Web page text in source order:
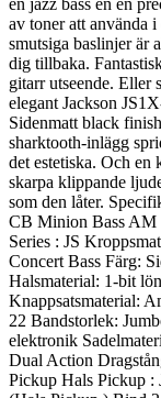
av toner att använda
smutsiga baslinjer är
dig tillbaka.
gitarr utseende. Eller
elegant Jackson
Sidenmatt black
sharktooth-inlägg
det estetiska. Och en
skarpa klippande
som den låter.
CB Minion Bass AM
Series : JS
Concert Bass Färg:
Halsmaterial: 1-bit
Knappsatsmaterial:
22 Bandstorlek:
elektronik
Dual Action
Pickup Hals Pickup :